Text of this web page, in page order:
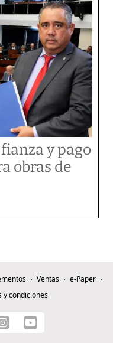
y pago
obras de
Ventas
e-Paper
y condiciones